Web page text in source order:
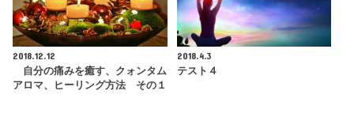
2018.12.12
自分の痛みを癒す、クォンタム
アロマ、ヒーリング方法 その１
2018.4.3
テスト４